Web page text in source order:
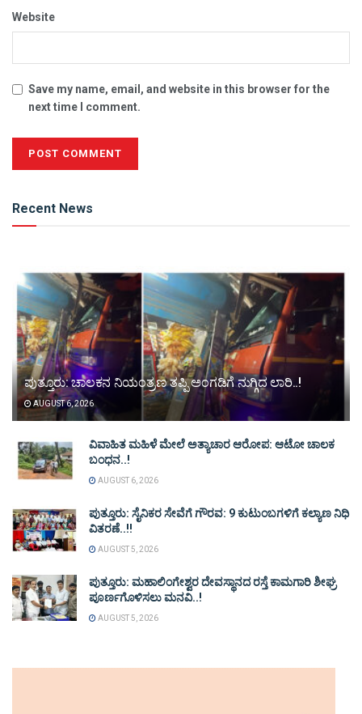
Website
Save my name, email, and website in this browser for the
next time I comment.
Recent News
ಪುತ್ತೂರು: ಚಾಲಕನ ನಿಯಂತ್ರಣ ತಪ್ಪಿ ಅಂಗಡಿಗೆ ನುಗ್ಗಿದ ಲಾರಿ..!
AUGUST 6, 2026
ವಿವಾಹಿತ ಮಹಿಳೆ ಮೇಲೆ ಅತ್ಯಾಚಾರ ಆರೋಪ: ಆಟೋ ಚಾಲಕ
ಬಂಧನ..!
AUGUST 6, 2026
ಪುತ್ತೂರು: ಸೈನಿಕರ ಸೇವೆಗೆ ಗೌರವ: 9 ಕುಟುಂಬಗಳಿಗೆ ಕಲ್ಯಾಣ ನಿಧಿ
ವಿತರಣೆ..!!
AUGUST 5, 2026
ಪುತ್ತೂರು: ಮಹಾಲಿಂಗೇಶ್ವರ ದೇವಸ್ಥಾನದ ರಸ್ತೆ ಕಾಮಗಾರಿ ಶೀಘ್ರ
ಪೂರ್ಣಗೊಳಿಸಲು ಮನವಿ..!
AUGUST 5, 2026